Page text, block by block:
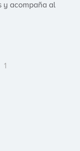
y acompaña al
1